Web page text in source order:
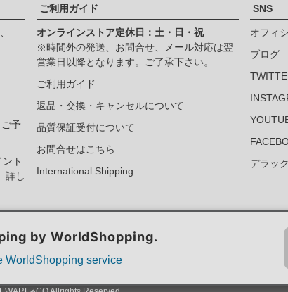
予
ト
詳し
ご利用ガイド
オンラインストア定休日：土・日・祝
※時間外の発送、お問合せ、メール対応は翌
営業日以降となります。ご了承下さい。
ご利用ガイド
返品・交換・キャンセルについて
品質保証受付について
お問合せはこちら
International Shipping
SNS
オフィ
ブログ
デラッ